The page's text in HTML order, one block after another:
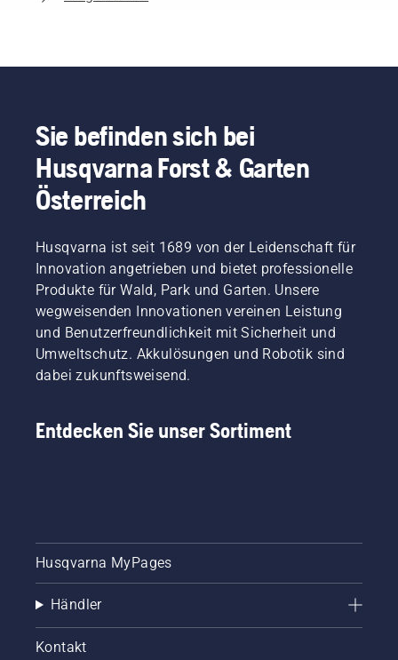
Sie befinden sich bei
Husqvarna Forst & Garten
Österreich
Husqvarna ist seit 1689 von der Leidenschaft für
Innovation angetrieben und bietet professionelle
Produkte für Wald, Park und Garten. Unsere
wegweisenden Innovationen vereinen Leistung
und Benutzerfreundlichkeit mit Sicherheit und
Umweltschutz. Akkulösungen und Robotik sind
dabei zukunftsweisend.
Entdecken Sie unser Sortiment
Husqvarna MyPages
Händler
Kontakt